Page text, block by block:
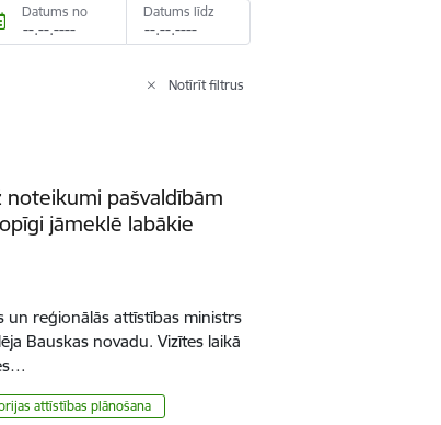
Datums no Datums līdz
Notīrīt filtrus
noteikumi pašvaldībām
jāmeklē labākie
un reģionālās attīstības ministrs
Bauskas novadu. Vizītes laikā
attīstības plānošana